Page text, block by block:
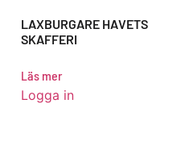
LAXBURGARE HAVETS
SKAFFERI
Läs mer
Logga in